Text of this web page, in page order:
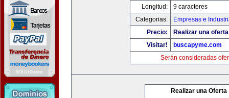
Longitud:
9 caracteres
Categorias:
Empresas e
Precio:
Realizar una
Visitar!
buscapyme.com
Serán consideradas
Realizar una Oferta